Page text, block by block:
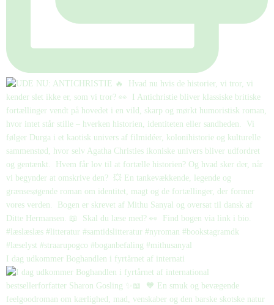
I dag udkommer Boghandlen i fyrtårnet af internati